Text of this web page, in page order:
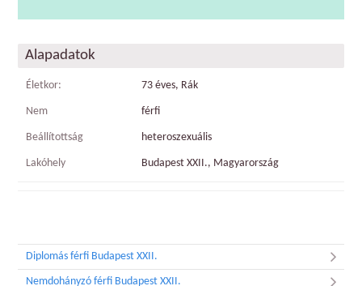
Alapadatok
Életkor: 73 éves, Rák
Nem férfi
Beállítottság heteroszexuális
Lakóhely Budapest XXII., Magyarország
Diplomás férfi Budapest XXII.
Nemdohányzó férfi Budapest XXII.